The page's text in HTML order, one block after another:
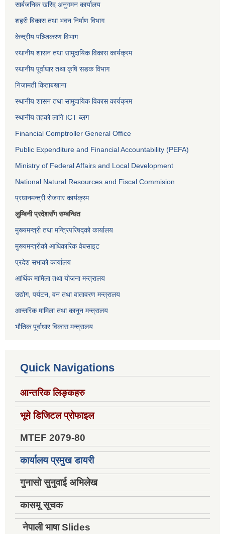
सार्बजनिक खरिद अनुगमन कार्यालय
शहरी बिकास तथा भवन निर्माण विभाग
केन्द्रीय पञ्जिकरण विभाग
स्थानीय शासन तथा सामुदायिक विकास कार्यक्रम
स्थानीय पूर्वाधार तथा कृषि सडक विभाग
निजामती किताबखाना
स्थानीय शासन तथा सामुदायिक विकास कार्यक्रम
स्थानीय तहको लागि ICT ब्लग
Financial Comptroller General Office
Public Expenditure and Financial Accountability (PEFA)
Ministry of Federal Affairs and Local Development
National Natural Resources and Fiscal Commision
प्रधानमन्त्री रोजगार कार्यक्रम
लुम्बिनी प्रदेशसँग सम्बन्धित
मुख्यमन्त्री तथा मन्त्रिपरिषद्को कार्यालय
मुख्यमन्त्रीको आधिकारिक वेबसाइट
प्रदेश सभाको कार्यालय
आर्थिक मामिला तथा योजना मन्त्रालय
उद्योग, पर्यटन, वन तथा वातावरण मन्त्रालय
आन्तरिक मामिला तथा कानून मन्त्रालय
भौतिक पूर्वाधार विकास मन्त्रालय
Quick Navigations
आन्तरिक लिङ्कहरु
भूमे डिजिटल प्रोफाइल
MTEF 2079-80
कार्यालय प्रमुख डायरी
गुनासो सुनुवाई अभिलेख
कासमू सूचक
नेपाली भाषा Slides